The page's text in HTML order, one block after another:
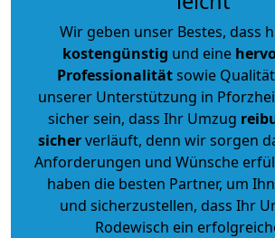
Wir geben unser Bestes, dass
kostengünstig und eine
Professionalitätsowie
unserer Unterstützung in
sicher sein, dass Ihr Umzug
sicherverläuft, denn wir sorgen
Anforderungen und Wünsche
haben die besten Partner, um
und sicherzustellen, dass Ihr
Rodewisch ein